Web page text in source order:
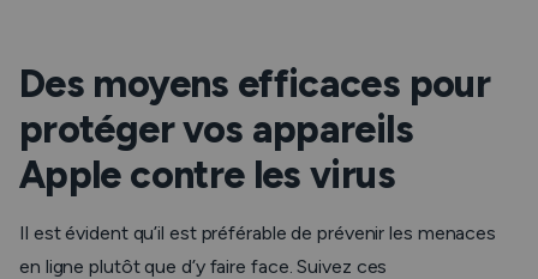
Des moyens efficaces pour
protéger vos appareils
Apple contre les virus
Il est évident qu’il est préférable de prévenir les menaces
en ligne plutôt que d’y faire face. Suivez ces